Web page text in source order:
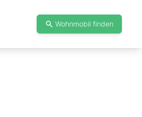
Wohnmobil finden